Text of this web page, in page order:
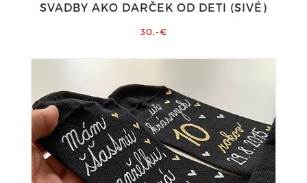
SVADBY AKO DARČEK OD DETI (SIVÉ)
30,-€